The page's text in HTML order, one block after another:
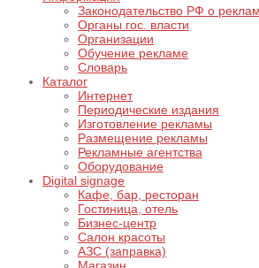
Законодательство РФ о
Органы гос. власти
Организации
Обучение рекламе
Словарь
Каталог
Интернет
Периодические издания
Изготовление рекламы
Размещение рекламы
Рекламные агентства
Оборудование
Digital signage
Кафе, бар, ресторан
Гостиница, отель
Бизнес-центр
Салон красоты
АЗС (заправка)